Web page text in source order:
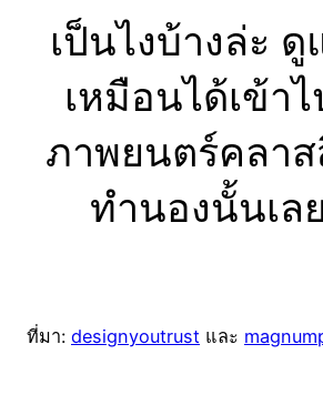
เป็นไงบ้างล่ะ ดู
เหมือนได้เข้า
ภาพยนตร์คลาส
ทำนองนั้นเล
ที่มา: designyoutrust และ